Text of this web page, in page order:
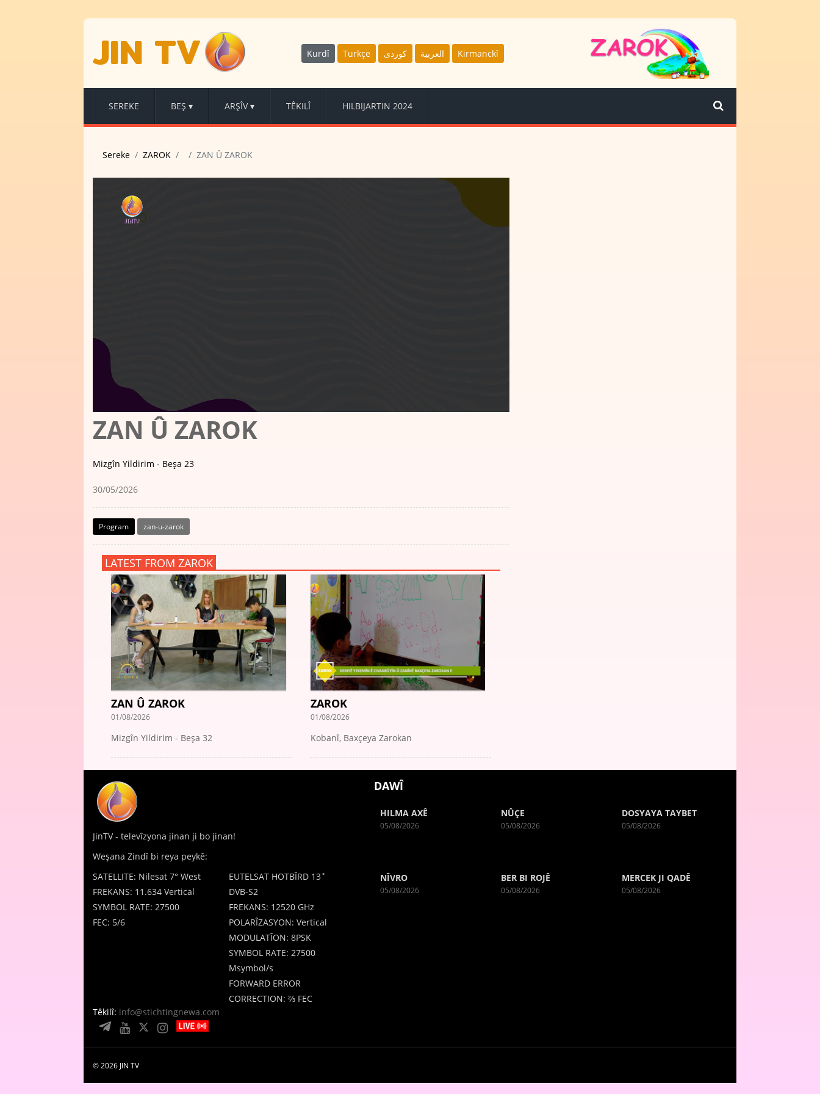
JIN TV Kurdî Türkçe كوردى العربية Kirmanckî
SEREKE BEŞ ▾ ARŞÎV ▾ TÊKILÎ HILBIJARTIN 2024
Sereke ZAROK ZAN Û ZAROK
ZAN Û ZAROK
Mizgîn Yildirim - Beşa 23
30/05/2026
Program zan-u-zarok
LATEST FROM ZAROK
ZAN Û ZAROK
01/08/2026
Mizgîn Yildirim - Beşa 32
ZAROK
01/08/2026
Kobanî, Baxçeya Zarokan
JinTV - televîzyona jinan ji bo jinan!
Weşana Zindî bi reya peykê:
SATELLITE: Nilesat 7° West
FREKANS: 11.634 Vertical
SYMBOL RATE: 27500
FEC: 5/6
EUTELSAT HOTBÎRD 13˚
DVB-S2
FREKANS: 12520 GHz
POLARÎZASYON: Vertical
MODULATÎON: 8PSK
SYMBOL RATE: 27500
Msymbol/s
FORWARD ERROR
CORRECTION: ⅔ FEC
Têkilî: info@stichtingnewa.com
DAWÎ
HILMA AXÊ
05/08/2026
NÛÇE
05/08/2026
DOSYAYA TAYBET
05/08/2026
NÎVRO
05/08/2026
BER BI ROJÊ
05/08/2026
MERCEK JI QADÊ
05/08/2026
© 2026 JIN TV